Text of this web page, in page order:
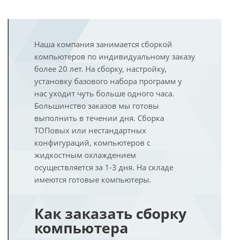
Наша компания занимается сборкой
компьютеров по индивидуальному заказу
более 20 лет. На сборку, настройку,
установку базового набора программ у
нас уходит чуть больше одного часа.
Большинство заказов мы готовы
выполнить в течении дня. Сборка
ТОПовых или нестандартных
конфигураций, компьютеров с
жидкостным охлаждением
осуществляется за 1-3 дня. На складе
имеются готовые компьютеры.
Как заказать сборку
компьютера